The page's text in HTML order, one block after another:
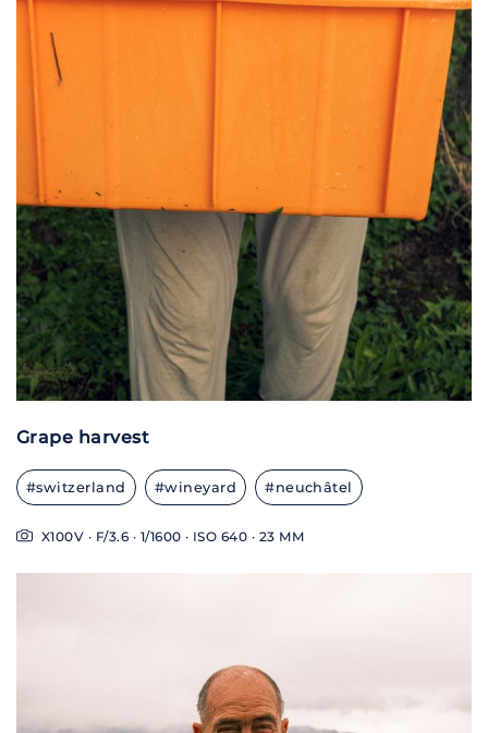
Grape harvest
#switzerland #wineyard #neuchâtel
X100V · F/3.6 · 1/1600 · ISO 640 · 23 MM